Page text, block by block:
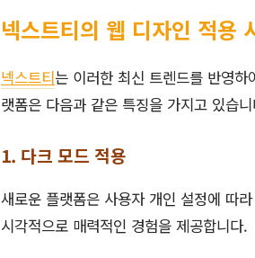
넥스트티의 웹 디자인 적용
넥스트티는 이러한 최신 트렌드를 반영
랫폼은 다음과 같은 특징을 가지고 있습
1. 다크 모드 적용
새로운 플랫폼은 사용자 개인 설정에 따
시각적으로 매력적인 경험을 제공합니다.